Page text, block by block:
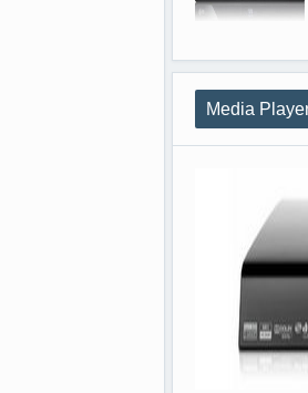
Media